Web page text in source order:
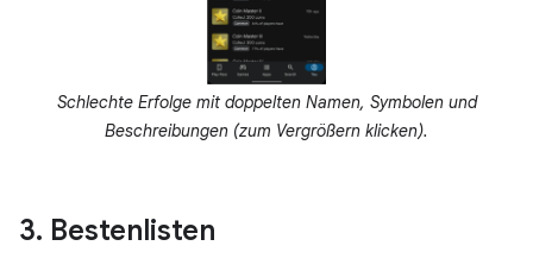
Schlechte Erfolge mit doppelten Namen, Symbolen und
Beschreibungen (zum Vergrößern klicken).
3. Bestenlisten